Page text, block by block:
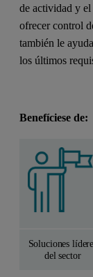
de actividad y
ofrecer control
también le
los últimos
Benefíciese de:
Soluciones
del sector